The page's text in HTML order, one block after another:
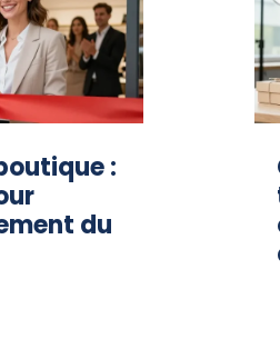
:
du